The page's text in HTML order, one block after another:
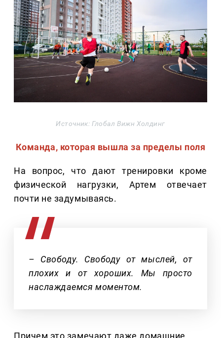
Источник: Глобал Вижн Холдинг
Команда, которая вышла за пределы поля
На вопрос, что дают тренировки кроме
физической нагрузки, Артем отвечает
почти не задумываясь.
– Свободу. Свободу от мыслей, от
плохих и от хороших. Мы просто
наслаждаемся моментом.
Причем это замечают даже домашние.